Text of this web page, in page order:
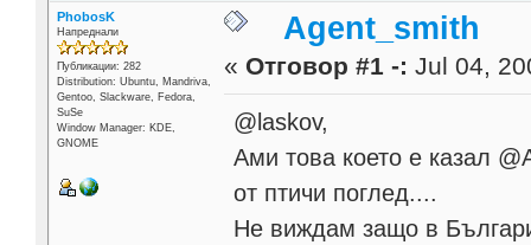
PhobosK
Напреднали
Публикации: 282
Distribution: Ubuntu, Mandriva,
Gentoo, Slackware, Fedora,
SuSe
Window Manager: KDE,
GNOME
Agent_smith
« Отговор #1 -: Jul 04,
@laskov,
Ами това което е казал
от птичи поглед....
Не виждам защо в